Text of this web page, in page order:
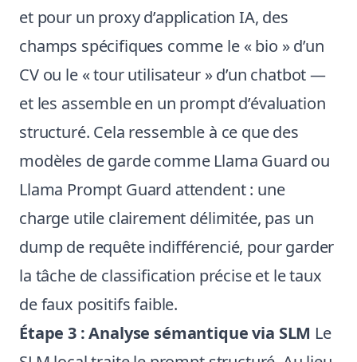
et pour un proxy d’application IA, des
champs spécifiques comme le « bio » d’un
CV ou le « tour utilisateur » d’un chatbot —
et les assemble en un prompt d’évaluation
structuré. Cela ressemble à ce que des
modèles de garde comme Llama Guard ou
Llama Prompt Guard attendent : une
charge utile clairement délimitée, pas un
dump de requête indifférencié, pour garder
la tâche de classification précise et le taux
de faux positifs faible.
Étape 3 : Analyse sémantique via SLM Le